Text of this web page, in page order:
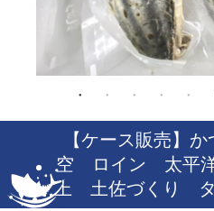
【ケース販売】
空 ロイン 太平
上 土佐づくり タ